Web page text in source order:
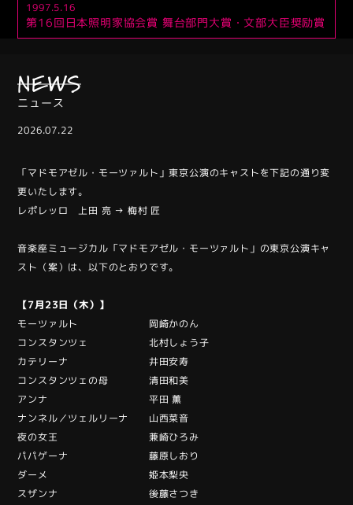
1997.5.16
第16回日本照明家協会賞 舞台部門大賞・文部大臣奨励賞
NEWS
ニュース
2026.07.22
「マドモアゼル・モーツァルト」東京公演のキャストを下記の通り変
更いたします。
レポレッロ 上田 亮 → 梅村 匠
音楽座ミュージカル「マドモアゼル・モーツァルト」の東京公演キャ
スト（案）は、以下のとおりです。
【7月23日（木）】
モーツァルト 岡崎かのん
コンスタンツェ 北村しょう子
カテリーナ 井田安寿
コンスタンツェの母 清田和美
アンナ 平田 薫
ナンネル／ツェルリーナ 山西菜音
夜の女王 兼崎ひろみ
パパゲーナ 藤原しおり
ダーメ 姫本梨央
スザンナ 後藤さつき